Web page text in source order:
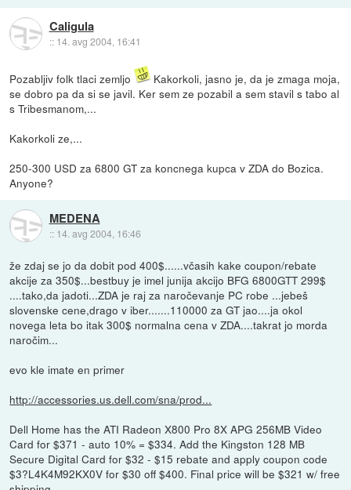
Caligula
:: 14. avg 2004, 16:41
Pozabljiv folk tlaci zemljo
Kakorkoli, jasno je, da je zmaga moja,
se dobro pa da si se javil. Ker sem ze pozabil a sem stavil s tabo al
s Tribesmanom,...
Kakorkoli ze,...
250-300 USD za 6800 GT za koncnega kupca v ZDA do Bozica.
Anyone?
MEDENA
:: 14. avg 2004, 16:46
že zdaj se jo da dobit pod 400$......včasih kake coupon/rebate
akcije za 350$...bestbuy je imel junija akcijo BFG 6800GTT 299$
....tako,da jadoti...ZDA je raj za naročevanje PC robe ...jebeš
slovenske cene,drago v iber.......110000 za GT jao....ja okol
novega leta bo itak 300$ normalna cena v ZDA....takrat jo morda
naročim...
evo kle imate en primer
http://accessories.us.dell.com/sna/prod...
Dell Home has the ATI Radeon X800 Pro 8X APG 256MB Video
Card for $371 - auto 10% = $334. Add the Kingston 128 MB
Secure Digital Card for $32 - $15 rebate and apply coupon code
$3?L4K4M92KX0V for $30 off $400. Final price will be $321 w/ free